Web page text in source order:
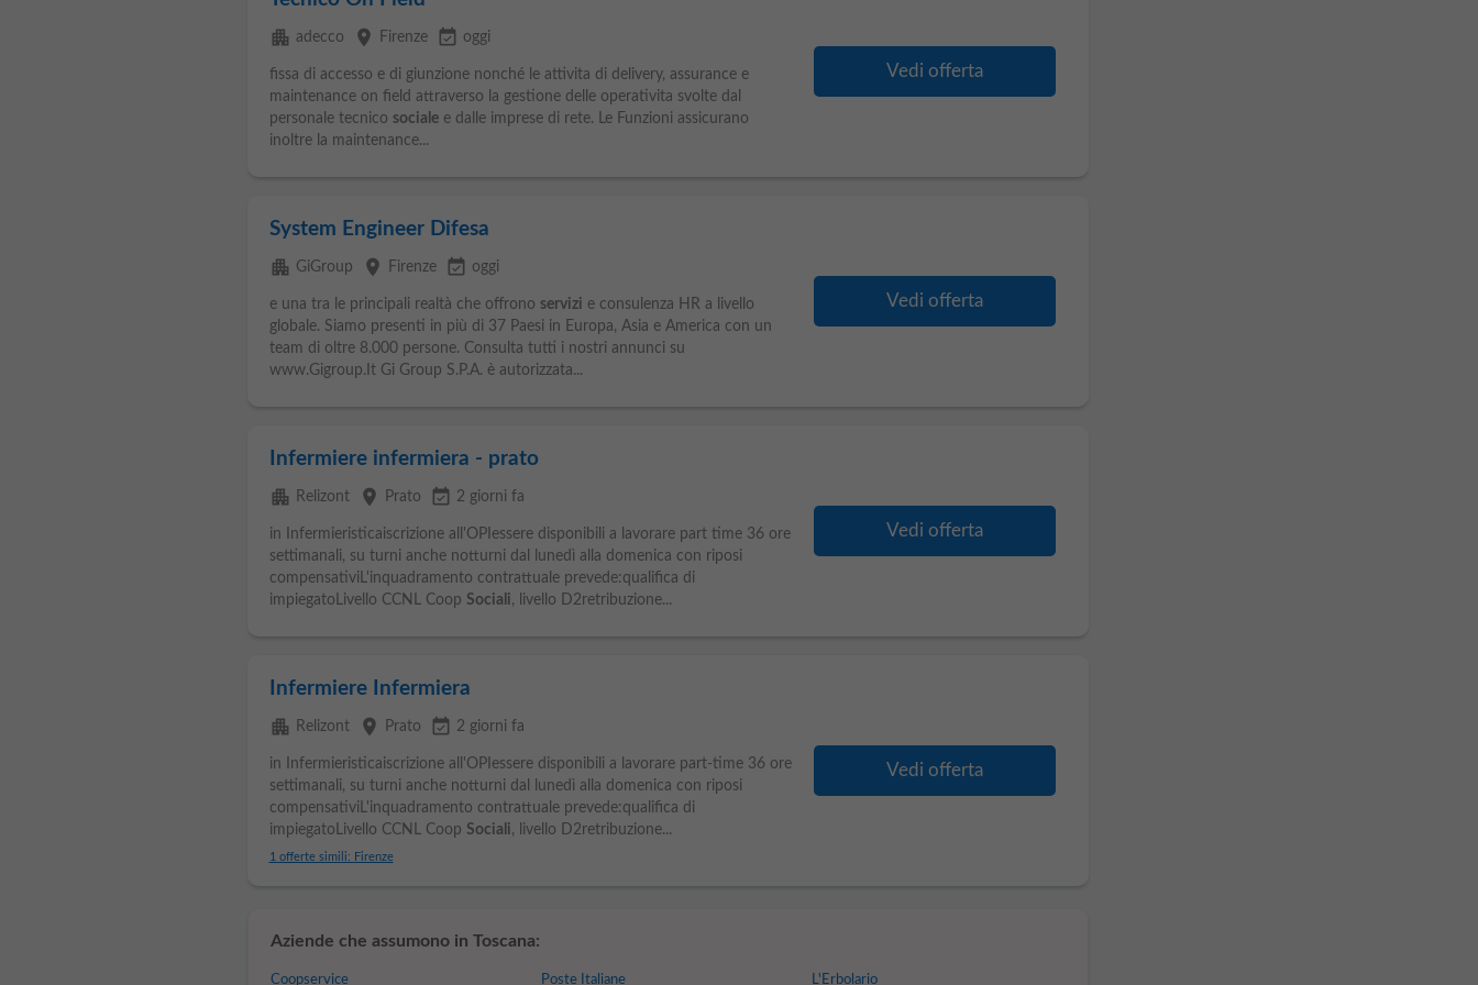
apartment adecco place Firenze event_available oggi
fissa di accesso e di giunzione nonché le attivita di delivery, assurance e
maintenance on field attraverso la gestione delle operativita svolte dal
personale tecnico socialee dalle imprese di rete. Le Funzioni assicurano
inoltre la maintenance...
Vedi offerta
System Engineer Difesa
apartment GiGroup place Firenze event_available oggi
e una tra le principali realtà che offrono servizi e consulenza HR a livello
globale. Siamo presenti in più di 37 Paesi in Europa, Asia e America con un
team di oltre 8.000 persone. Consulta tutti i nostri annunci su
www.Gigroup.It Gi Group S.P.A. è autorizzata...
Vedi offerta
Infermiere infermiera - prato
apartment Relizont place Prato event_available 2 giorni fa
in Infermieristicaiscrizione all'OPIessere disponibili a lavorare part time 36 ore
settimanali, su turni anche notturni dal lunedì alla domenica con riposi
compensativiL'inquadramento contrattuale prevede:qualifica di
impiegatoLivello CCNL Coop Sociali, livello D2retribuzione...
Vedi offerta
Infermiere Infermiera
apartment Relizont place Prato event_available 2 giorni fa
in Infermieristicaiscrizione all'OPIessere disponibili a lavorare part-time 36 ore
settimanali, su turni anche notturni dal lunedì alla domenica con riposi
compensativiL'inquadramento contrattuale prevede:qualifica di
impiegatoLivello CCNL Coop Sociali, livello D2retribuzione...
1 offerte simili: Firenze
Vedi offerta
Aziende che assumono in Toscana:
Coopservice Poste Italiane L'Erbolario